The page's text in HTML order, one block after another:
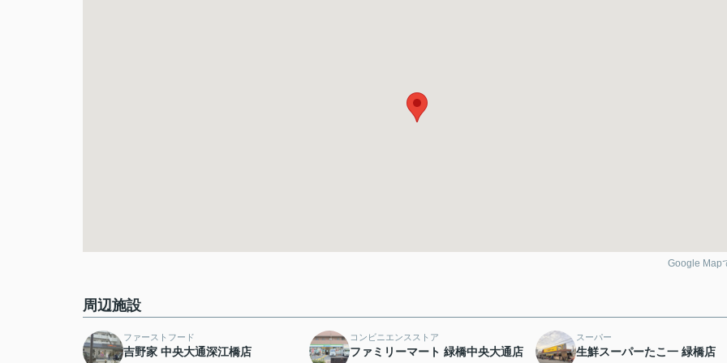
Google Map
周辺施設
ファーストフード
吉野家 中央大通深江橋店
コンビニエンスストア
ファミリーマート 緑橋中央大通店
スーパー
生鮮スーパーたこ一 緑橋店